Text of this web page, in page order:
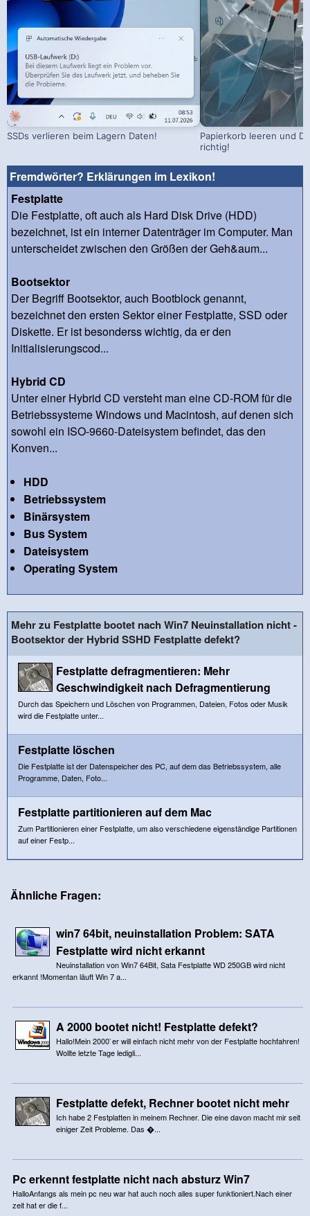
SSDs verlieren beim Lagern Daten!
Papierkorb leeren und
richtig!
Fremdwörter? Erklärungen im Lexikon!
Festplatte
Die Festplatte, oft auch als Hard Disk Drive (HDD)
bezeichnet, ist ein interner Datenträger im Computer. Man
unterscheidet zwischen den Größen der Geh&aum...
Bootsektor
Der Begriff Bootsektor, auch Bootblock genannt,
bezeichnet den ersten Sektor einer Festplatte, SSD oder
Diskette. Er ist besonderss wichtig, da er den
Initialisierungscod...
Hybrid CD
Unter einer Hybrid CD versteht man eine CD-ROM für die
Betriebssysteme Windows und Macintosh, auf denen sich
sowohl ein ISO-9660-Dateisystem befindet, das den
Konven...
HDD
Betriebssystem
Binärsystem
Bus System
Dateisystem
Operating System
Mehr zu Festplatte bootet nach Win7 Neuinstallation nicht -
Bootsektor der Hybrid SSHD Festplatte defekt?
Festplatte defragmentieren: Mehr
Geschwindigkeit nach Defragmentierung
Durch das Speichern und Löschen von Programmen, Dateien, Fotos oder Musik
wird die Festplatte unter...
Festplatte löschen
Die Festplatte ist der Datenspeicher des PC, auf dem das Betriebssystem, alle
Programme, Daten, Foto...
Festplatte partitionieren auf dem Mac
Zum Partitionieren einer Festplatte, um also verschiedene eigenständige Partitionen
auf einer Festp...
Ähnliche Fragen:
win7 64bit, neuinstallation Problem: SATA
Festplatte wird nicht erkannt
Neuinstallation von Win7 64Bit, Sata Festplatte WD 250GB wird nicht
erkannt !Momentan läuft Win 7 a...
A 2000 bootet nicht! Festplatte defekt?
Hallo!Mein 2000`er will einfach nicht mehr von der Festplatte hochfahren!
Wollte letzte Tage ledigli...
Festplatte defekt, Rechner bootet nicht mehr
Ich habe 2 Festplatten in meinem Rechner. Die eine davon macht mir seit
einiger Zeit Probleme. Das �...
Pc erkennt festplatte nicht nach absturz Win7
HalloAnfangs als mein pc neu war hat auch noch alles super funktioniert.Nach einer
zeit hat er die f...